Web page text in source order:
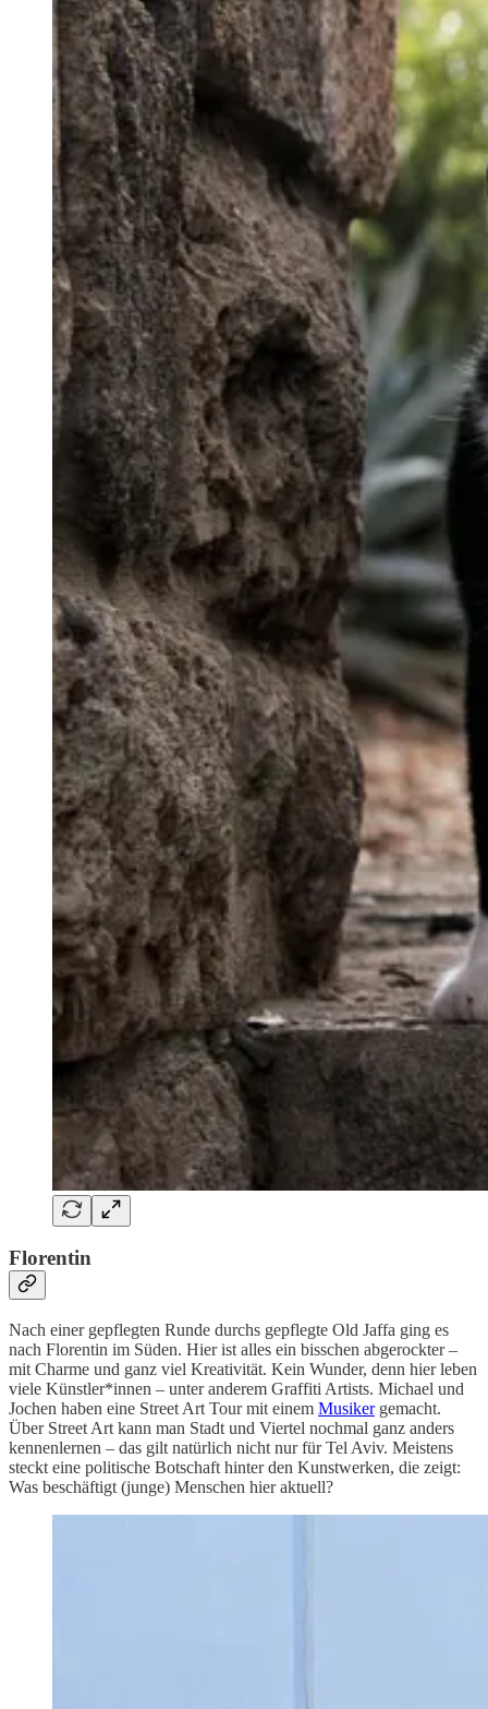
Florentin
Nach einer gepflegten Runde durchs gepflegte Old Jaffa ging es
nach Florentin im Süden. Hier ist alles ein bisschen abgerockter –
mit Charme und ganz viel Kreativität. Kein Wunder, denn hier leben
viele Künstler*innen – unter anderem Graffiti Artists. Michael und
Jochen haben eine Street Art Tour mit einem Musikergemacht.
Über Street Art kann man Stadt und Viertel nochmal ganz anders
kennenlernen – das gilt natürlich nicht nur für Tel Aviv. Meistens
steckt eine politische Botschaft hinter den Kunstwerken, die zeigt:
Was beschäftigt (junge) Menschen hier aktuell?